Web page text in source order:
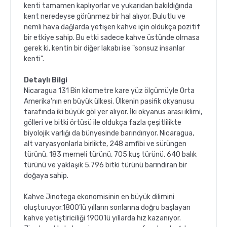
kenti tamamen kaplıyorlar ve yukarıdan bakıldığında
kent neredeyse görünmez bir hal alıyor. Bulutlu ve
nemli hava dağlarda yetişen kahve için oldukça pozitif
bir etkiye sahip. Bu etki sadece kahve üstünde olmasa
gerek ki, kentin bir diğer lakabı ise "sonsuz insanlar
kenti”.
Detaylı Bilgi
Nicaragua 131 Bin kilometre kare yüz ölçümüyle Orta
Amerika’nın en büyük ülkesi. Ülkenin pasifik okyanusu
tarafında iki büyük göl yer alıyor. İki okyanus arası iklimi,
gölleri ve bitki örtüsü ile oldukça fazla çeşitlilikte
biyolojik varlığı da bünyesinde barındırıyor. Nicaragua,
alt varyasyonlarla birlikte, 248 amfibi ve sürüngen
türünü, 183 memeli türünü, 705 kuş türünü, 640 balık
türünü ve yaklaşık 5.796 bitki türünü barındıran bir
doğaya sahip.
Kahve Jinotega ekonomisinin en büyük dilimini
oluşturuyor.1800’lü yılların sonlarına doğru başlayan
kahve yetiştiriciliği 1900’lü yıllarda hız kazanıyor.